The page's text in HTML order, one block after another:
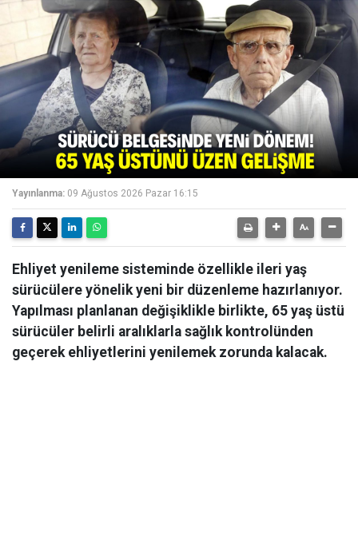
Yayınlanma: 09 Ağustos 2026 Pazar 16:15
Ehliyet yenileme sisteminde özellikle ileri yaş
sürücülere yönelik yeni bir düzenleme hazırlanıyor.
Yapılması planlanan değişiklikle birlikte, 65 yaş üstü
sürücüler belirli aralıklarla sağlık kontrolünden
geçerek ehliyetlerini yenilemek zorunda kalacak.